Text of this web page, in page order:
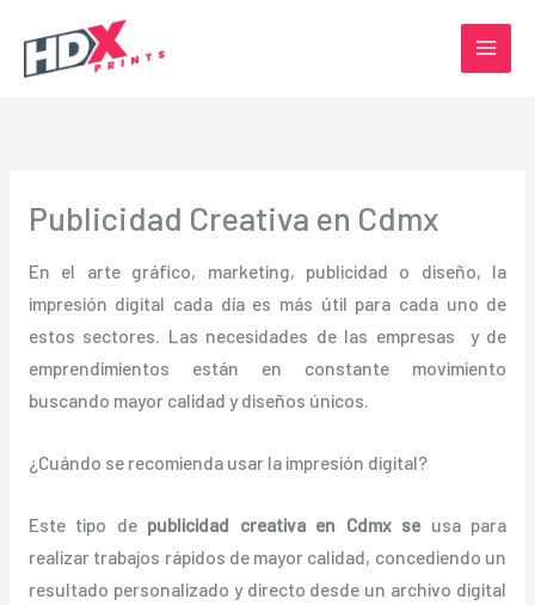
contenido
Publicidad Creativa en Cdmx
En el arte gráfico, marketing, publicidad o diseño, la
impresión digital cada día es más útil para cada uno de
estos sectores. Las necesidades de las empresas y de
emprendimientos están en constante movimiento
buscando mayor calidad y diseños únicos.
¿Cuándo se recomienda usar la impresión digital?
Este tipo de publicidad creativa en Cdmx seusa para
realizar trabajos rápidos de mayor calidad, concediendo un
resultado personalizado y directo desde un archivo digital